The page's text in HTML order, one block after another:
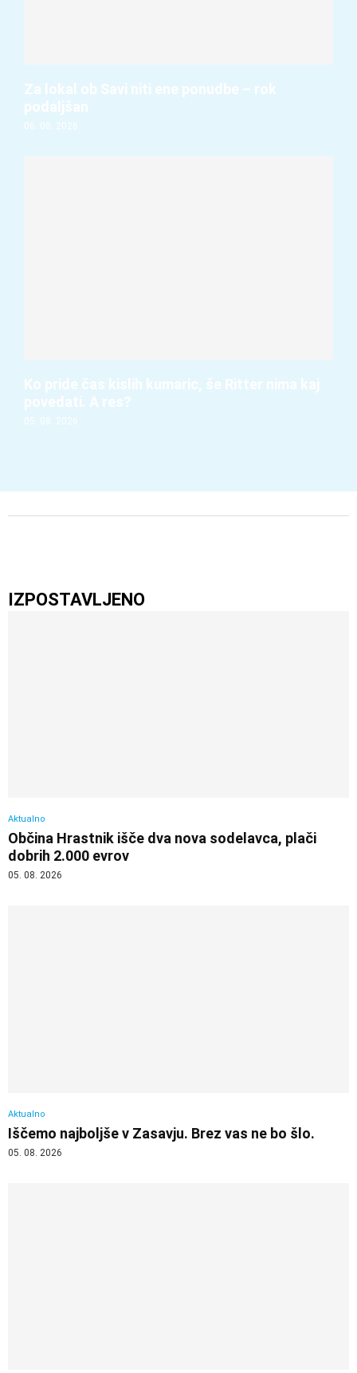
Za lokal ob Savi niti ene ponudbe – rok
podaljšan
06. 08. 2026
Ko pride čas kislih kumaric, še Ritter nima kaj
povedati. A res?
05. 08. 2026
IZPOSTAVLJENO
Aktualno
Občina Hrastnik išče dva nova sodelavca, plači
dobrih 2.000 evrov
05. 08. 2026
Aktualno
Iščemo najboljše v Zasavju. Brez vas ne bo šlo.
05. 08. 2026